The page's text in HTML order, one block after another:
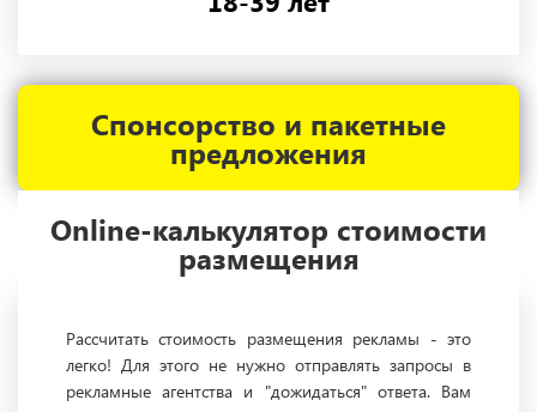
Online-калькулятор стоимости
размещения
Спонсорство и пакетные
предложения
Рассчитать стоимость размещения рекламы - это
легко! Для этого не нужно отправлять запросы в
рекламные агентства и "дожидаться" ответа. Вам